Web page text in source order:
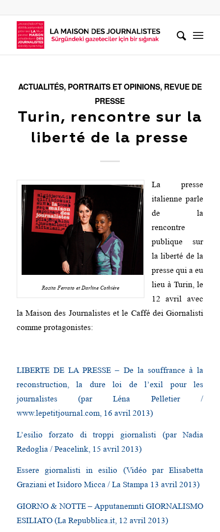
ACTUALITÉS, PORTRAITS ET OPINIONS, REVUE DE
PRESSE
Turin, rencontre sur la
liberté de la presse
Rosita Ferrato et Darline Cothiére
La presse
italienne parle
de la
rencontre
publique sur
la liberté de la
presse qui a eu
lieu à Turin, le
12 avril avec
la Maison des Journalistes et le Caffé dei Giornalisti
comme protagonistes:
LIBERTE DE LA PRESSE – De la souffrance à la
reconstruction, la dure loi de l’exil pour les
journalistes (par Léna Pelletier /
www.lepetitjournal.com, 16 avril 2013)
L’esilio forzato di troppi giornalisti (par Nadia
Redoglia / Peacelink, 15 avril 2013)
Essere giornalisti in esilio (Vidéo par Elisabetta
Graziani et Isidoro Micca / La Stampa 13 avril 2013)
GIORNO & NOTTE – Apputanemnti GIORNALISMO
ESILIATO (La Repubblica.it, 12 avril 2013)